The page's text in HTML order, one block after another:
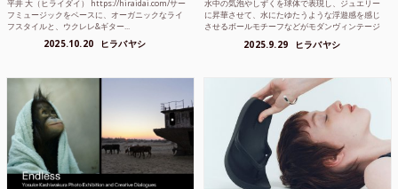
平井 大（ヒライダイ） https://hiraidai.com/サー
フミュージックをベースに、オーガニックなライ
フスタイルと、ウクレレ&ギター...
2025.10.20 ヒラバヤシ
水中の気泡やしずくを球体で表現し、ジュエリー
に昇華させて、水にたゆたうような浮遊感を感じ
させるボールモチーフなどがモダンヴィンテージ
2025.9.29 ヒラバヤシ